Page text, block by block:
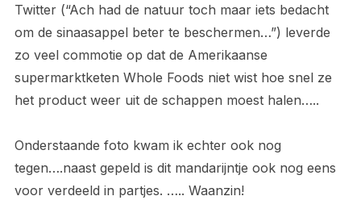
Twitter (“Ach had de natuur toch maar iets bedacht
om de sinaasappel beter te beschermen…”) leverde
zo veel commotie op dat de Amerikaanse
supermarktketen Whole Foods niet wist hoe snel ze
het product weer uit de schappen moest halen…..
Onderstaande foto kwam ik echter ook nog
tegen….naast gepeld is dit mandarijntje ook nog eens
voor verdeeld in partjes. ….. Waanzin!